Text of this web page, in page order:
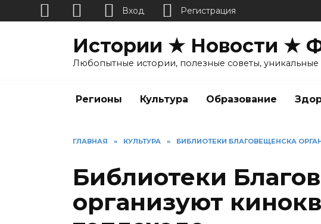
Истории ★ Новости ★
Любопытные истории, полезные советы, уникальные
Регионы Культура Образование
ГЛАВНАЯ » КУЛЬТУРА » БИБЛИОТЕКИ БЛАГОВЕЩЕНСКА
Библиотеки
организуют
Вход Регистрация